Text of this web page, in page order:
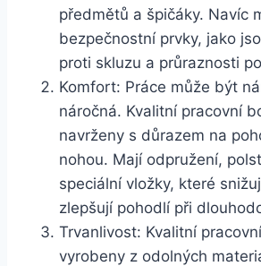
předmětů a špičáky. Navíc
bezpečnostní prvky, ⁣jako‍
proti skluzu a průraznosti
Komfort: Práce může být
náročná. Kvalitní pracovní
navrženy ⁢s důrazem na​
⁣nohou. Mají odpružení,
⁢speciální vložky, které
zlepšují pohodlí při
Trvanlivost: Kvalitní
vyrobeny ⁤z odolných​